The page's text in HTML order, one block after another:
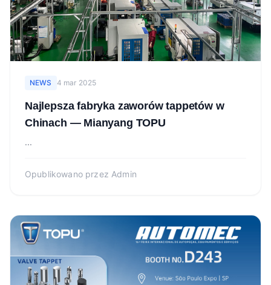
NEWS 4 mar 2025
Najlepsza fabryka zaworów tappetów w
Chinach — Mianyang TOPU
...
Opublikowano przez Admin